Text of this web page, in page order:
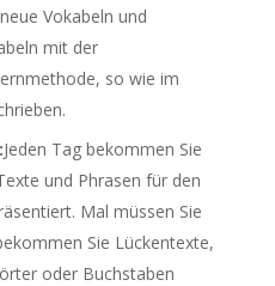
Vokabeln und
mit der
so wie im
Jeden Tag bekommen Sie
und Phrasen für den
Mal müssen Sie
Sie Lückentexte,
oder Buchstaben